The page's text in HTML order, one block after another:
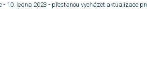
- 10. ledna 2023 - přestanou vycházet aktualizace